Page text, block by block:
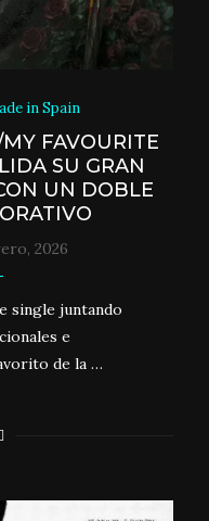
in Spain
FAVOURITE
SU GRAN
UN DOBLE
2026
single juntando
e
de la …